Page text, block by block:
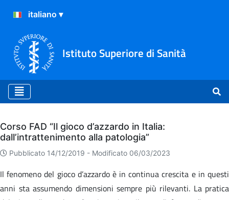
Istituto Superiore di Sanità
Archivio
Corso FAD “Il gioco d’azzardo in Italia:
dall’intrattenimento alla patologia”
Pubblicato 14/12/2019 - Modificato 06/03/2023
Il fenomeno del gioco d’azzardo è in continua crescita e in questi
anni sta assumendo dimensioni sempre più rilevanti. La pratica